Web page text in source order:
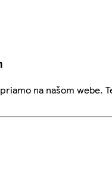
na našom webe.